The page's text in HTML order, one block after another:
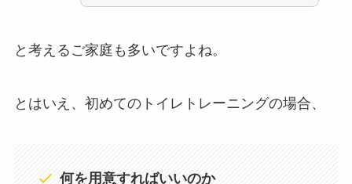
と考えるご家庭も多いですよね。
とはいえ、初めてのトイレトレーニングの場合、
何を用意すればいいのか